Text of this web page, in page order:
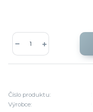
Číslo produktu:
Výrobce: